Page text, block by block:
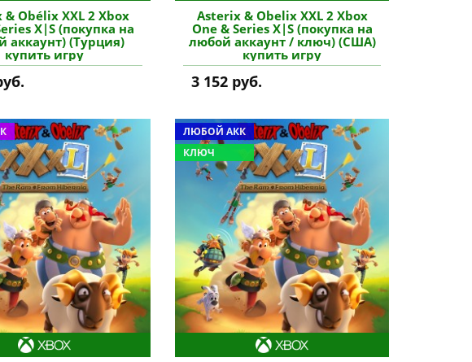
& Obélix XXL 2 Xbox
X|S (покупка на
аккаунт) (Турция)
купить игру
Asterix & Obelix XXL 2 Xbox
One & Series X|S (покупка на
любой аккаунт / ключ) (США)
купить игру
3 152 руб.
ЛЮБОЙ АКК
КЛЮЧ